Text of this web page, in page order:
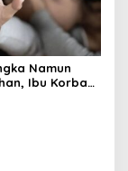
Namun
Ibu Korban